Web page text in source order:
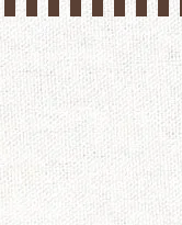
(カ